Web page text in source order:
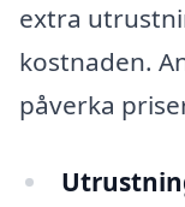
extra
kostnaden.
påverka